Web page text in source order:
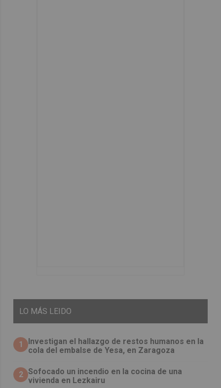
LO MÁS LEIDO
1
Investigan el hallazgo de restos humanos en la
cola del embalse de Yesa, en Zaragoza
2 Sofocado un incendio en la cocina de una
vivienda en Lezkairu